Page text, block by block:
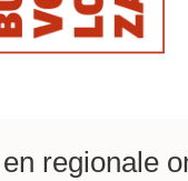
regionale